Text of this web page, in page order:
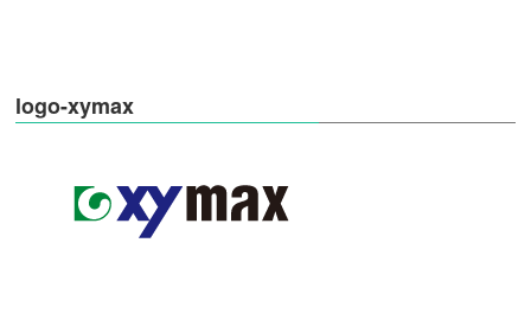
logo-xymax